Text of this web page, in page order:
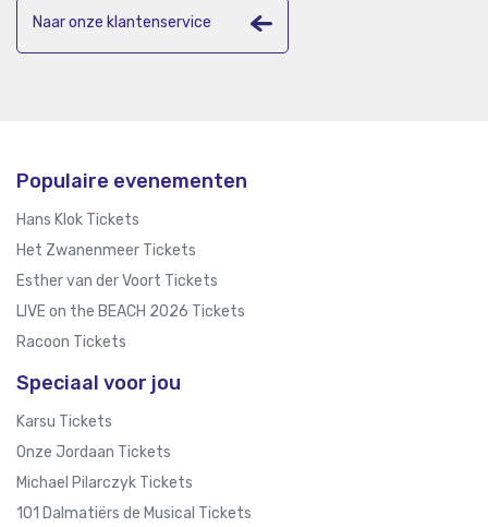
Naar onze klantenservice
Populaire evenementen
Hans Klok Tickets
Het Zwanenmeer Tickets
Esther van der Voort Tickets
LIVE on the BEACH 2026 Tickets
Racoon Tickets
Speciaal voor jou
Karsu Tickets
Onze Jordaan Tickets
Michael Pilarczyk Tickets
101 Dalmatiërs de Musical Tickets